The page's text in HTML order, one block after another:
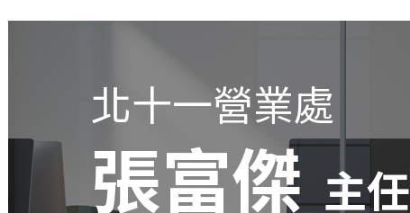
北十一營業處
張富傑 主任